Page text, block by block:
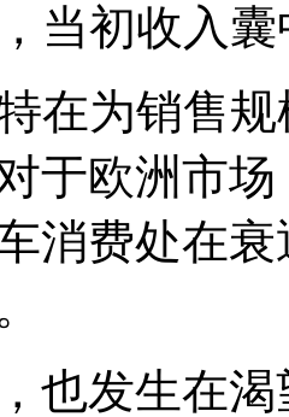
当初收入
在为销售
于欧洲市
消费处在
也发生在